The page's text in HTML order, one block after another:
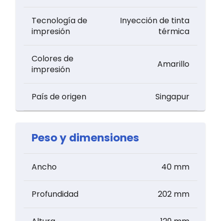
Tecnología de
impresión
Inyección de tinta
térmica
Colores de
impresión
Amarillo
País de origen Singapur
Peso y dimensiones
Ancho 40 mm
Profundidad 202 mm